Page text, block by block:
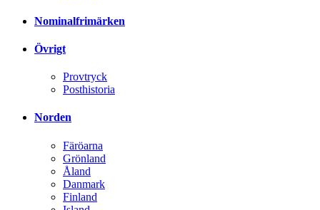
Nominalfrimärken
Övrigt
Provtryck
Posthistoria
Norden
Färöarna
Grönland
Åland
Danmark
Finland